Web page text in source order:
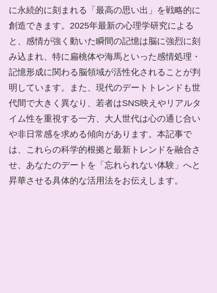
に永続的に刻まれる「最高の思い出」を戦略的に
創造できます。2025年最新の心理学研究による
と、感情が強く動いた瞬間の記憶は脳に強烈に刻
み込まれ、特に扁桃体や海馬といった感情処理・
記憶形成に関わる脳領域が活性化されることが判
明しています。また、現代のデートトレンドも世
代間で大きく異なり、若者はSNS映えやリアルタ
イム性を重視する一方、大人世代は心の通じ合い
や非日常感を求める傾向があります。本記事で
は、これらの科学的根拠と最新トレンドを融合さ
せ、あなたのデートを「忘れられない体験」へと
昇華させる具体的な活用法をお伝えします。